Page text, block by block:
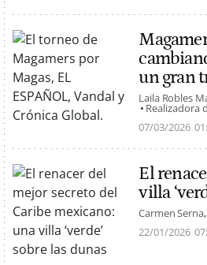
un gran
Laila Robles
Realizadora
07/03/2026
El
villa
Carmen Serna
22/01/2026